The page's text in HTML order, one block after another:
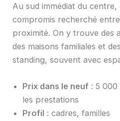
Au sud immédiat du
compromis recherché
proximité. On y trouve des
des maisons familiales et
standing, souvent avec
Prix dans le neuf : 5
les prestations
Profil : cadres, familles